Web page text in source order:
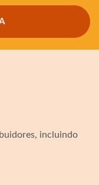
incluindo